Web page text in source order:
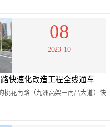
08
2023-10
快速化改造工程全线通车
桃花南路（九洲高架－南昌大道）快